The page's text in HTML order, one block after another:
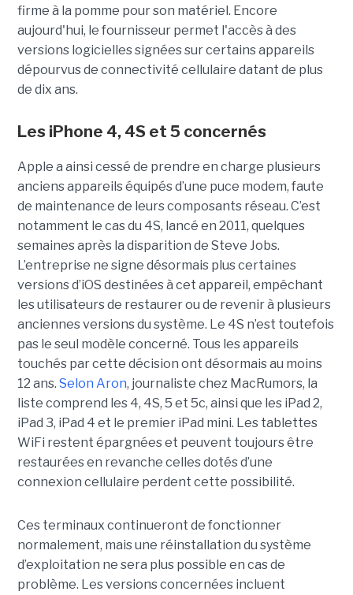
firme à la pomme pour son matériel. Encore
aujourd'hui, le fournisseur permet l'accès à des
versions logicielles signées sur certains appareils
dépourvus de connectivité cellulaire datant de plus
de dix ans.
Les iPhone 4, 4S et 5 concernés
Apple a ainsi cessé de prendre en charge plusieurs
anciens appareils équipés d’une puce modem, faute
de maintenance de leurs composants réseau. C’est
notamment le cas du 4S, lancé en 2011, quelques
semaines après la disparition de Steve Jobs.
L’entreprise ne signe désormais plus certaines
versions d’iOS destinées à cet appareil, empêchant
les utilisateurs de restaurer ou de revenir à plusieurs
anciennes versions du système. Le 4S n’est toutefois
pas le seul modèle concerné. Tous les appareils
touchés par cette décision ont désormais au moins
12 ans. Selon Aron, journaliste chez MacRumors, la
liste comprend les 4, 4S, 5 et 5c, ainsi que les iPad 2,
iPad 3, iPad 4 et le premier iPad mini. Les tablettes
WiFi restent épargnées et peuvent toujours être
restaurées en revanche celles dotés d’une
connexion cellulaire perdent cette possibilité.
Ces terminaux continueront de fonctionner
normalement, mais une réinstallation du système
d’exploitation ne sera plus possible en cas de
problème. Les versions concernées incluent